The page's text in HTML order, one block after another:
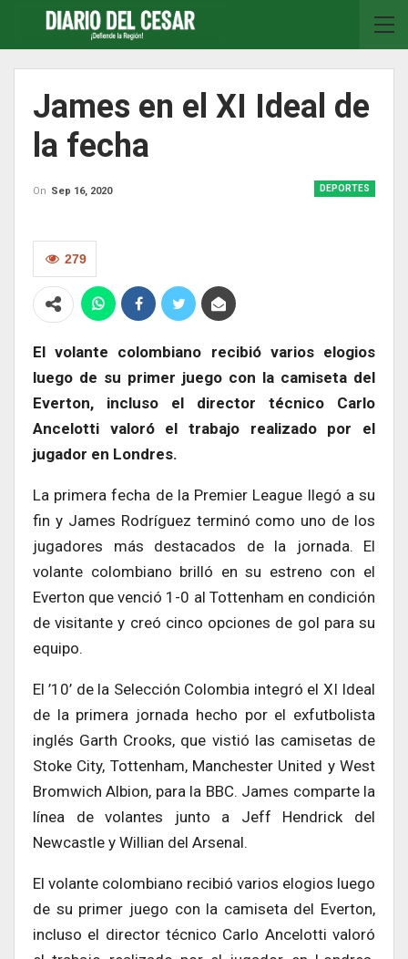
James en el XI Ideal de
la fecha
DEPORTES
On Sep 16, 2020
279
El volante colombiano recibió varios elogios
luego de su primer juego con la camiseta del
Everton, incluso el director técnico Carlo
Ancelotti valoró el trabajo realizado por el
jugador en Londres.
La primera fecha de la Premier League llegó a su
fin y James Rodríguez terminó como uno de los
jugadores más destacados de la jornada. El
volante colombiano brilló en su estreno con el
Everton que venció 1-0 al Tottenham en condición
de visitante y creó cinco opciones de gol para su
equipo.
El ’10’ de la Selección Colombia integró el XI Ideal
de la primera jornada hecho por el exfutbolista
inglés Garth Crooks, que vistió las camisetas de
Stoke City, Tottenham, Manchester United y West
Bromwich Albion, para la BBC. James comparte la
línea de volantes junto a Jeff Hendrick del
Newcastle y Willian del Arsenal.
El volante colombiano recibió varios elogios luego
de su primer juego con la camiseta del Everton,
incluso el director técnico Carlo Ancelotti valoró